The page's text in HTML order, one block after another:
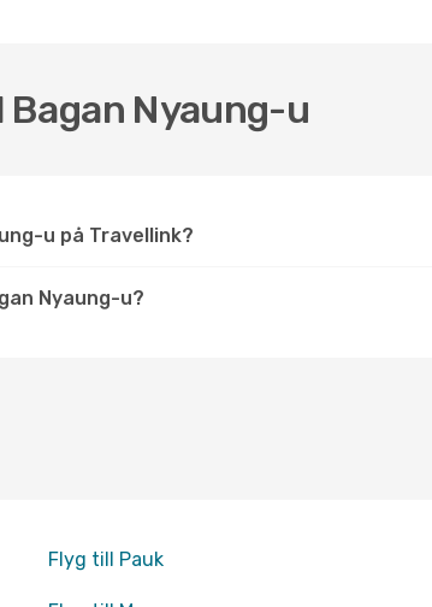
Nyaung-u
u på Travellink?
Nyaung-u?
Flyg till Pauk